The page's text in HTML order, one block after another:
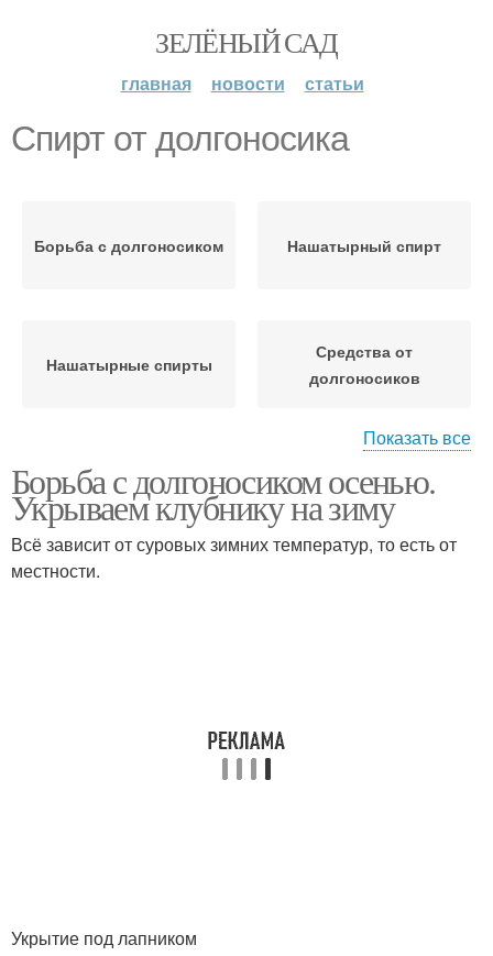
ЗЕЛЁНЫЙ САД
главная новости статьи
Спирт от долгоносика
Борьба с долгоносиком Нашатырный спирт
Нашатырные спирты
Средства от
долгоносиков
Уксус от долгоносика
клубнике
Показать все
Борьба с долгоносиком осенью.
Укрываем клубнику на зиму
Всё зависит от суровых зимних температур, то есть от
местности.
Укрытие под лапником